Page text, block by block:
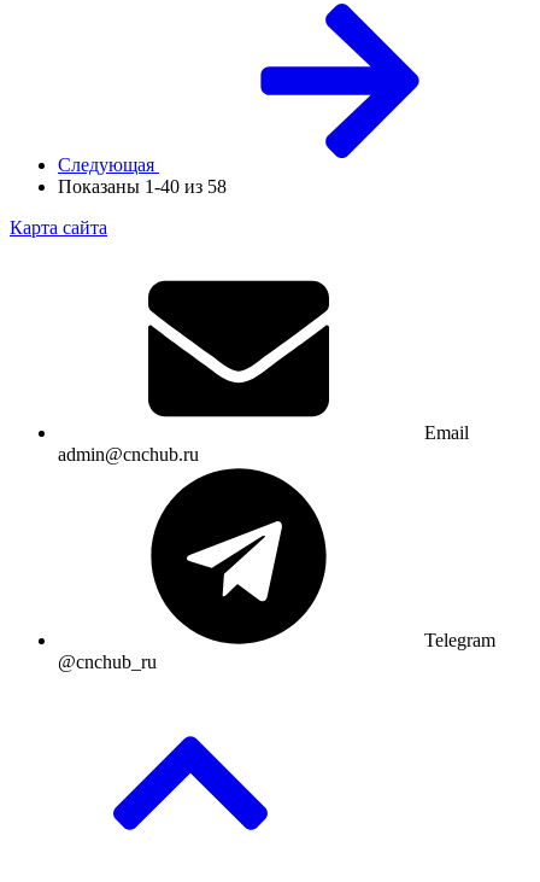
Следующая
Показаны 1-40 из 58
Карта сайта
Email
admin@cnchub.ru
Telegram
@cnchub_ru